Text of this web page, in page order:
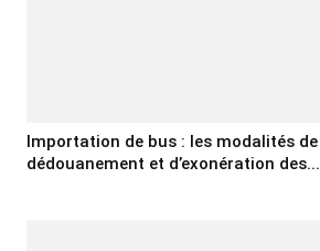
Importation de bus : les modalités de
dédouanement et d’exonération des...